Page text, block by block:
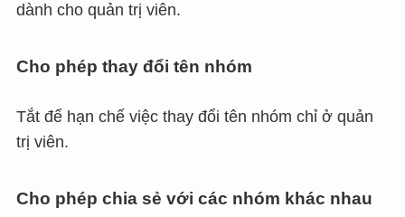
dành cho quản trị viên.
Cho phép thay đổi tên nhóm
Tắt để hạn chế việc thay đổi tên nhóm chỉ ở quản
trị viên.
Cho phép chia sẻ với các nhóm khác nhau